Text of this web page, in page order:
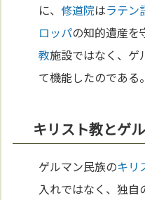
に、修道院はラテン
ロッパの知的遺産を
教施設ではなく、ゲ
て機能したのである。
キリスト教とゲ
ゲルマン民族のキリ
入れではなく、独自